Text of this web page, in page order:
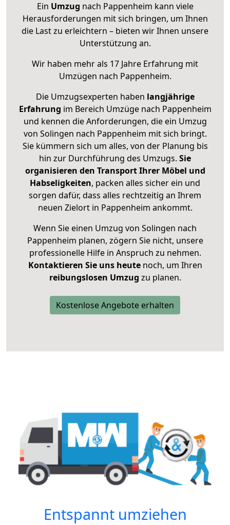
Ein Umzug nach Pappenheim kann viele
Herausforderungen mit sich bringen, um Ihnen
die Last zu erleichtern – bieten wir Ihnen unsere
Unterstützung an.
Wir haben mehr als 17 Jahre Erfahrung mit
Umzügen nach Pappenheim.
Die Umzugsexperten haben langjährige
Erfahrung im Bereich Umzüge nach Pappenheim
und kennen die Anforderungen, die ein Umzug
von Solingen nach Pappenheim mit sich bringt.
Sie kümmern sich um alles, von der Planung bis
hin zur Durchführung des Umzugs. Sie
organisieren den Transport Ihrer Möbel und
Habseligkeiten, packen alles sicher ein und
sorgen dafür, dass alles rechtzeitig an Ihrem
neuen Zielort in Pappenheim ankommt.
Wenn Sie einen Umzug von Solingen nach
Pappenheim planen, zögern Sie nicht, unsere
professionelle Hilfe in Anspruch zu nehmen.
Kontaktieren Sie uns heutenoch, um Ihren
reibungslosen Umzug zu planen.
Kostenlose Angebote erhalten
Entspannt umziehen